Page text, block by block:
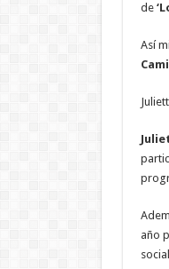
de
Así
año